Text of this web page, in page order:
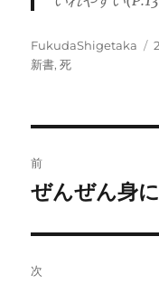
投
稿
FukudaShigetaka
新書,死
稿
ビ
前
前
投
稿:
ぜんぜん身
次